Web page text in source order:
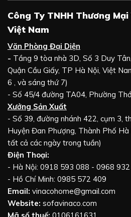
Công Ty TNHH Thương
Việt Nam
Văn Phòng Đại Diện
- Tầng 9 tòa nhà 3D, Số 3 Duy
Quận Cầu Giấy, TP Hà Nội, Việt
6 , và sáng thứ 7)
- Số 45/4 đường TA04, Phường
Xưởng Sản Xuất
- Số 39, đường nhánh 422, cụm 3,
Huyện Đan Phượng, Thành Phố
tất cả các ngày trong tuần)
Điện Thoại:
- Hà Nội: 0918 593 088 - 0968
- Hồ Chí Minh: 0985 572 409
Email: vinacohome@gmail.com
Website: sofavinaco.com